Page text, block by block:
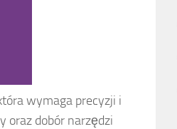
wymaga precyzji i
oraz dobór narzędzi